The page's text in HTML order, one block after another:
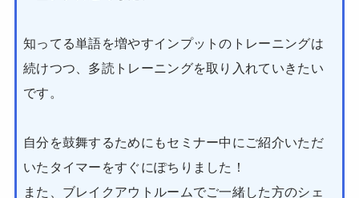
知ってる単語を増やすインプットのトレーニングは
続けつつ、多読トレーニングを取り入れていきたい
です。
自分を鼓舞するためにもセミナー中にご紹介いただ
いたタイマーをすぐにぽちりました！
また、ブレイクアウトルームでご一緒した方のシェ